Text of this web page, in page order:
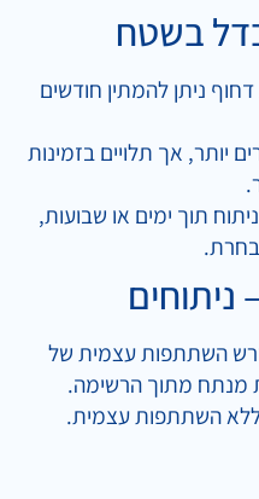
בשטח
ניתן להמתין חודשים
יותר, אך תלויים בזמינות
תוך ימים או שבועות,
השתתפות עצמית של
מנתח מתוך הרשימה.
ללא השתתפות עצמית.